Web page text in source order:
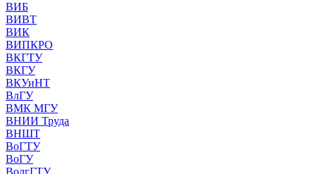
ВИБ
ВИВТ
ВИК
ВИПКРО
ВКГТУ
ВКГУ
ВКУиНТ
ВлГУ
ВМК МГУ
ВНИИ Труда
ВНШТ
ВоГТУ
ВоГУ
ВолгГТУ